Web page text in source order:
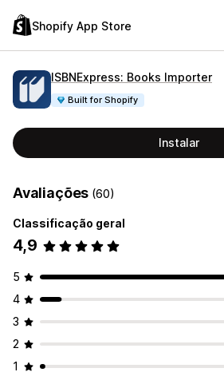
Shopify App Store
ISBNExpress: Books Importer
Built for Shopify
Instalar
Avaliações (60)
Classificação geral
4,9
5
4
3
2
1